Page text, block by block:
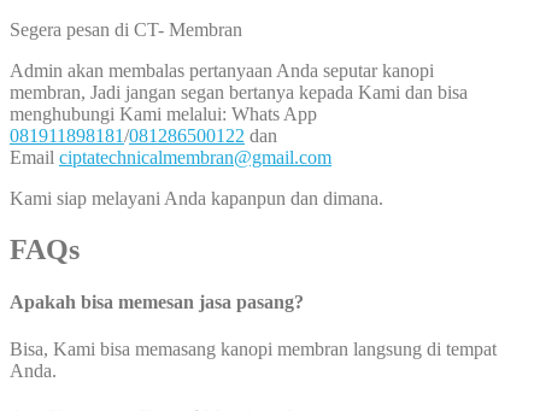
Segera pesan di CT- Membran
Admin akan membalas pertanyaan Anda seputar kanopi
membran, Jadi jangan segan bertanya kepada Kami dan bisa
menghubungi Kami melalui: Whats App
081911898181/081286500122 dan
Email ciptatechnicalmembran@gmail.com
Kami siap melayani Anda kapanpun dan dimana.
FAQs
Apakah bisa memesan jasa pasang?
Bisa, Kami bisa memasang kanopi membran langsung di tempat
Anda.